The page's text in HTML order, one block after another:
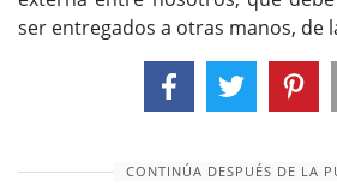
ser entregados a otras manos, de
CONTINÚA DESPUÉS DE LA